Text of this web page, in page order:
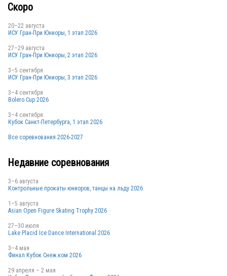
CAN
CAN
Скоро
20–22 августа
ИСУ Гран-При Юниоры, 1 этап 2026
27–29 августа
ИСУ Гран-При Юниоры, 2 этап 2026
3–5 сентября
ИСУ Гран-При Юниоры, 3 этап 2026
3–4 сентября
Bolero Cup 2026
3–4 сентября
Кубок Санкт-Петербурга, 1 этап 2026
Все соревнования 2026-2027
Недавние соревнования
3–6 августа
Контрольные прокаты юниоров, танцы на льду 2026
1–5 августа
Asian Open Figure Skating Trophy 2026
27–30 июля
Lake Placid Ice Dance International 2026
3–4 мая
Финал Кубок Снеж.ком 2026
29 апреля – 2 мая